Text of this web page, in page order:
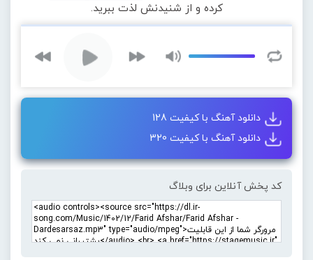
کرده و از شنیدنش لذت ببرید.
دانلود آهنگ با کیفیت 128
دانلود آهنگ با کیفیت 320
کد پخش آنلاین برای وبلاگ